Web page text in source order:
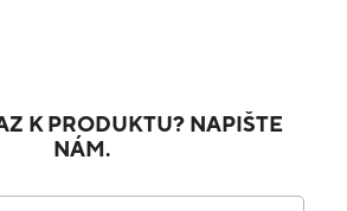
K PRODUKTU? NAPIŠTE
NÁM.